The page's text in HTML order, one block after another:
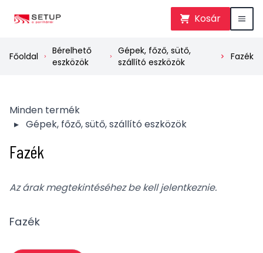
Kosár
Főoldal
Bérelhető
eszközök
Gépek, főző, sütő,
szállító eszközök
Fazék
Minden termék
▸ Gépek, főző, sütő, szállító eszközök
Fazék
Az árak megtekintéséhez be kell jelentkeznie.
Fazék